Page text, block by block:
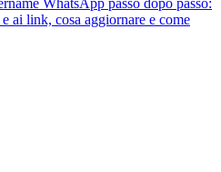
ai link, cosa aggiornare e come